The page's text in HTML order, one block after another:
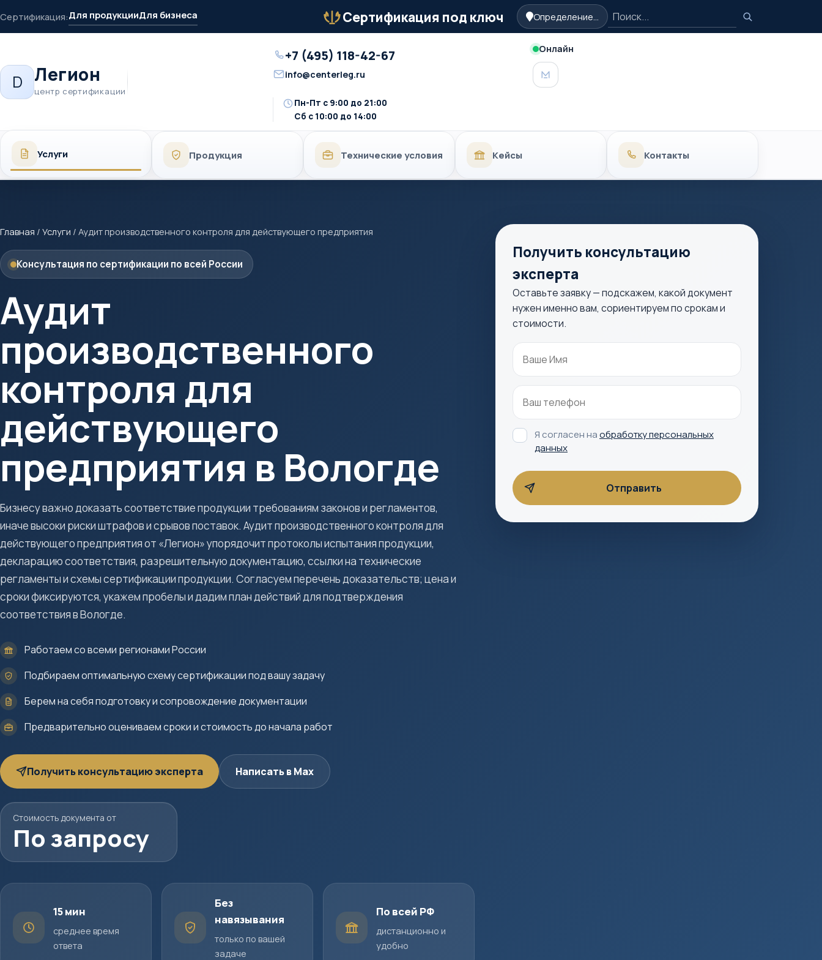
Сертификация:Для продукцииДля бизнеса
Бейдж
Сертификация под ключ Определение... Поиск
Поиск
D Легион
центр сертификации
Телефон
+7 (495) 118-42-67
Email
info@centerleg.ru
Онлайн
MAX
Время
работы
Пн-Пт с 9:00 до 21:00
Сб с 10:00 до 14:00
Услуги Продукция Технические условия Кейсы Контакты
Главная / Услуги / Аудит производственного контроля для действующего предприятия
Консультация по сертификации по всей России
Аудит
производственного
контроля для
действующего
предприятия в Вологде
Бизнесу важно доказать соответствие продукции требованиям законов и регламентов,
иначе высоки риски штрафов и срывов поставок. Аудит производственного контроля для
действующего предприятия от «Легион» упорядочит протоколы испытания продукции,
декларацию соответствия, разрешительную документацию, ссылки на технические
регламенты и схемы сертификации продукции. Согласуем перечень доказательств; цена и
сроки фиксируются, укажем пробелы и дадим план действий для подтверждения
соответствия в Вологде.
Работаем со всеми регионами России
Подбираем оптимальную схему сертификации под вашу задачу
Берем на себя подготовку и сопровождение документации
Предварительно оцениваем сроки и стоимость до начала работ
Получить консультацию эксперта Написать в Max
Стоимость документа от
По запросу
15 мин
среднее время
ответа
Без
навязывания
только по вашей
задаче
По всей РФ
дистанционно и
удобно
Получить консультацию
эксперта
Оставьте заявку — подскажем, какой документ
нужен именно вам, сориентируем по срокам и
стоимости.
Я согласен наобработку персональных
данных